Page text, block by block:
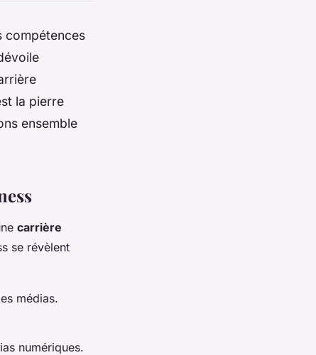
compétences
la pierre
ensemble
carrière
se révèlent
médias.
numériques.